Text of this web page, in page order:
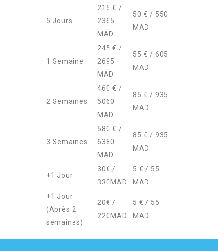
5 Jours
215 € /
2365
MAD
50 € / 550
MAD
1 Semaine
245 € /
2695
MAD
55 € / 605
MAD
2 Semaines
460 € /
5060
MAD
85 € / 935
MAD
3 Semaines
580 € /
6380
MAD
85 € / 935
MAD
+1 Jour
30€ /
330MAD
5 € / 55
MAD
+1 Jour
(Après 2
semaines)
20€ /
220MAD
5 € / 55
MAD